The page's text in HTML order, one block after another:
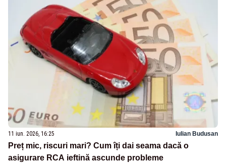
11 iun. 2026, 16:25 Iulian Budusan
Preț mic, riscuri mari? Cum îți dai seama dacă o
asigurare RCA ieftină ascunde probleme